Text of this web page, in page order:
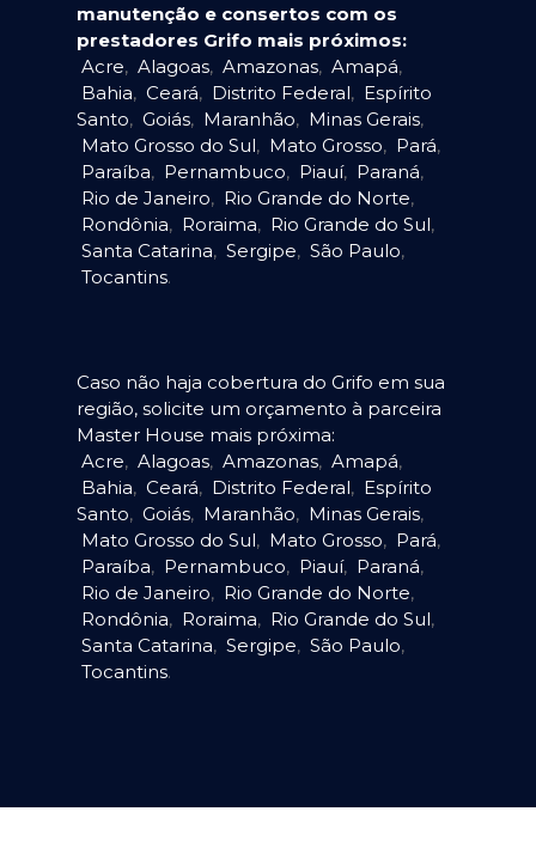
manutenção e consertos com os
prestadores Grifo mais próximos:
Acre, Alagoas, Amazonas, Amapá,
Bahia, Ceará, Distrito Federal, Espírito
Santo, Goiás, Maranhão, Minas Gerais,
Mato Grosso do Sul, Mato Grosso, Pará,
Paraíba, Pernambuco, Piauí, Paraná,
Rio de Janeiro, Rio Grande do Norte,
Rondônia, Roraima, Rio Grande do Sul,
Santa Catarina, Sergipe, São Paulo,
Tocantins.
Caso não haja cobertura do Grifo em sua
região, solicite um orçamento à parceira
Master House mais próxima:
Acre, Alagoas, Amazonas, Amapá,
Bahia, Ceará, Distrito Federal, Espírito
Santo, Goiás, Maranhão, Minas Gerais,
Mato Grosso do Sul, Mato Grosso, Pará,
Paraíba, Pernambuco, Piauí, Paraná,
Rio de Janeiro, Rio Grande do Norte,
Rondônia, Roraima, Rio Grande do Sul,
Santa Catarina, Sergipe, São Paulo,
Tocantins.